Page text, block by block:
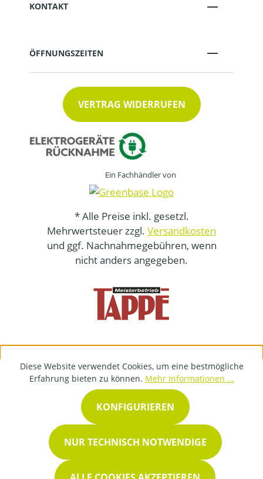
KONTAKT
ÖFFNUNGSZEITEN
VERTRAG WIDERRUFEN
Ein Fachhändler von
* Alle Preise inkl. gesetzl.
Mehrwertsteuer zzgl. Versandkosten
und ggf. Nachnahmegebühren, wenn
nicht anders angegeben.
Diese Website verwendet Cookies, um eine bestmögliche
Erfahrung bieten zu können. Mehr Informationen ...
NUR TECHNISCH NOTWENDIGE
KONFIGURIEREN